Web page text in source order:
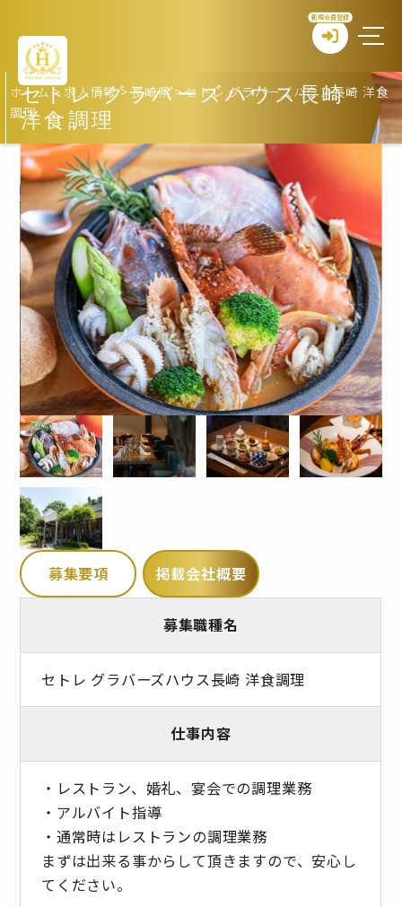
新規会員登録
セトレ グラバーズハウス長崎
洋食調理
ホーム >求人情報>長崎県>セトレ グラバーズハウス長崎 洋食
調理
募集要項 掲載会社概要
募集職種名
セトレ グラバーズハウス長崎 洋食調理
仕事内容
・レストラン、婚礼、宴会での調理業務
・アルバイト指導
・通常時はレストランの調理業務
まずは出来る事からして頂きますので、安心し
てください。